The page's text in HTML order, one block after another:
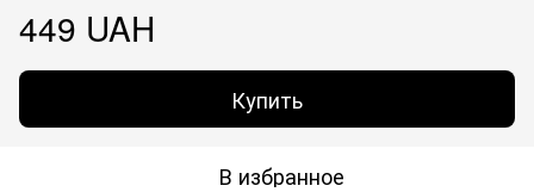
449 UAH
Купить
В избранное